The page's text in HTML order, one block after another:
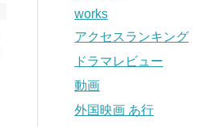
works
アクセスランキング
ドラマレビュー
動画
外国映画 あ行